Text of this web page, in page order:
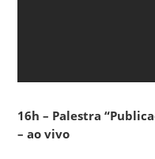
16h – Palestra
– ao vivo